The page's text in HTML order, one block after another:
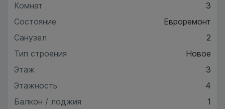
Комнат
3
Состояние
Евроремонт
Санузел
2
Тип строения
Новое
Этаж
3
Этажность
4
Балкон / лоджия
1